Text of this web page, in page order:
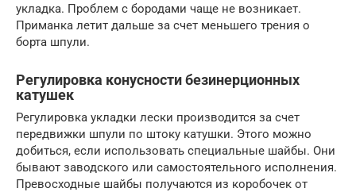
укладка. Проблем с бородами чаще не возникает.
Приманка летит дальше за счет меньшего трения о
борта шпули.
Регулировка конусности безинерционных
катушек
Регулировка укладки лески производится за счет
передвижки шпули по штоку катушки. Этого можно
добиться, если использовать специальные шайбы. Они
бывают заводского или самостоятельного исполнения.
Превосходные шайбы получаются из коробочек от